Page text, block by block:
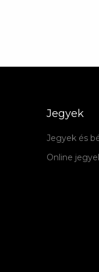
Jegyek
Jegyek és
Online